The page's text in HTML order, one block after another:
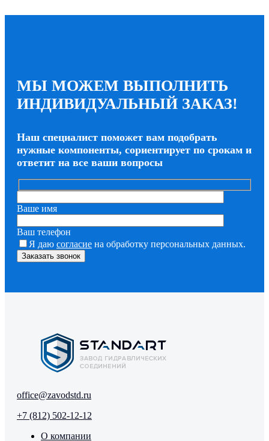
МЫ МОЖЕМ ВЫПОЛНИТЬ
ИНДИВИДУАЛЬНЫЙ ЗАКАЗ!
Наш специалист поможет вам подобрать
нужные компоненты, сориентирует по срокам и
ответит на все ваши вопросы
Ваше имя
Ваш телефон
Я даю согласие на обработку персональных данных.
office@zavodstd.ru
+7 (812) 502-12-12
О компании